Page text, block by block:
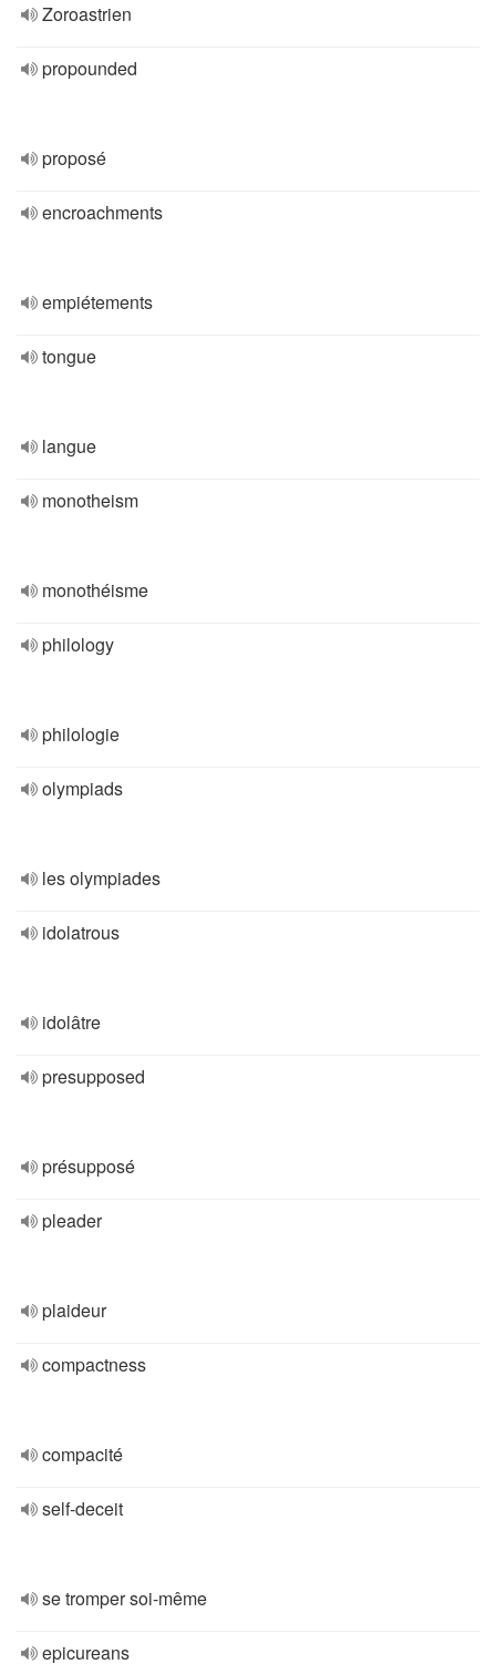
Zoroastrien
propounded
proposé
encroachments
empiétements
tongue
langue
monotheism
monothéisme
philology
philologie
olympiads
les olympiades
idolatrous
idolâtre
presupposed
présupposé
pleader
plaideur
compactness
compacité
self-deceit
se tromper soi-même
epicureans